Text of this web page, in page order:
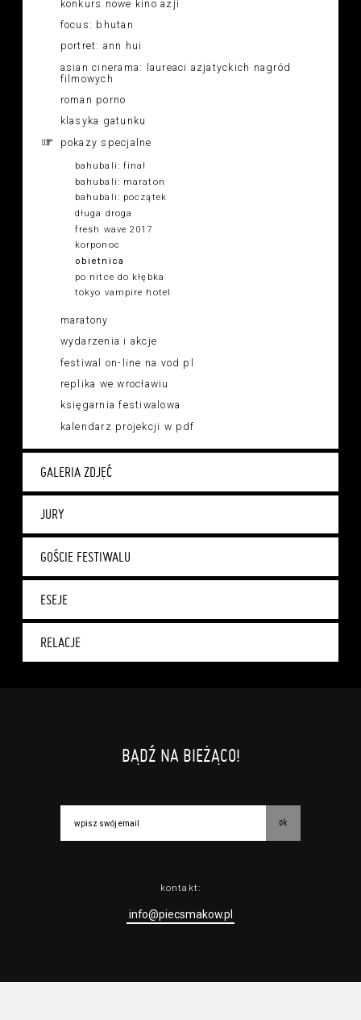
konkurs nowe kino azji
focus: bhutan
portret: ann hui
asian cinerama: laureaci azjatyckich nagród
filmowych
roman porno
klasyka gatunku
pokazy specjalne
bahubali: finał
bahubali: maraton
bahubali: początek
długa droga
fresh wave 2017
korponoc
obietnica
po nitce do kłębka
tokyo vampire hotel
maratony
wydarzenia i akcje
festiwal on-line na vod.pl
replika we wrocławiu
księgarnia festiwalowa
kalendarz projekcji w pdf
GALERIA ZDJĘĆ
JURY
GOŚCIE FESTIWALU
ESEJE
RELACJE
BĄDŹ NA BIEŻĄCO!
ok
kontakt:
info@piecsmakow.pl